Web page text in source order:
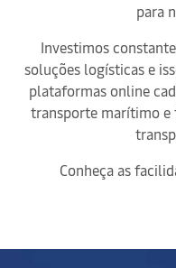
para
Investimos
soluções logísticas e
plataformas online
transporte marítimo e
Conheça as